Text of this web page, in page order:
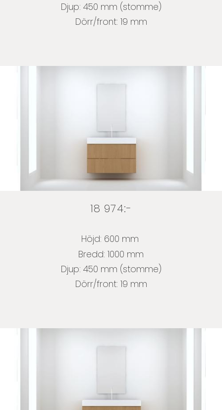
Djup: 450 mm (stomme)
Dörr/front: 19 mm
18 974:-
Höjd: 600 mm
Bredd: 1000 mm
Djup: 450 mm (stomme)
Dörr/front: 19 mm